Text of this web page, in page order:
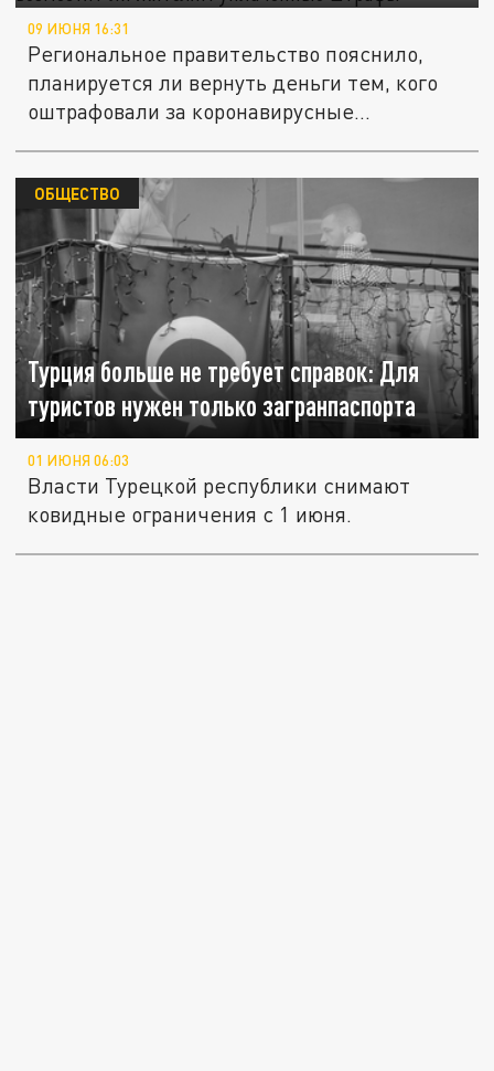
09 ИЮНЯ 16:31
Региональное правительство пояснило,
планируется ли вернуть деньги тем, кого
оштрафовали за коронавирусные...
Турция больше не требует справок: Для
туристов нужен только загранпаспорта
ОБЩЕСТВО
01 ИЮНЯ 06:03
Власти Турецкой республики снимают
ковидные ограничения с 1 июня.